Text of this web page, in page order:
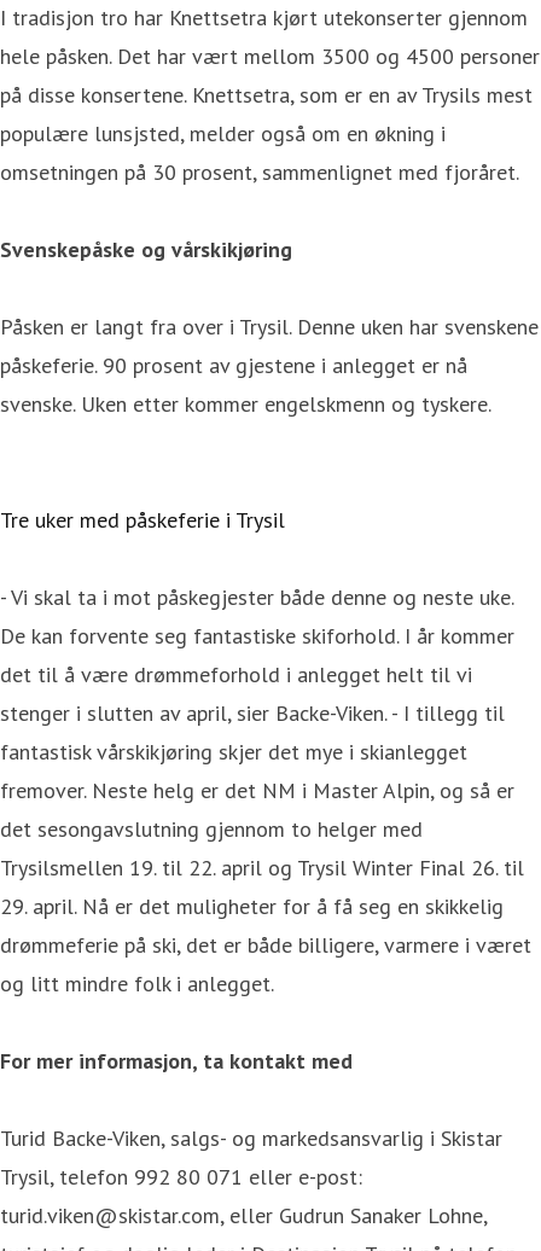
I tradisjon tro har Knettsetra kjørt utekonserter gjennom
hele påsken. Det har vært mellom 3500 og 4500 personer
på disse konsertene. Knettsetra, som er en av Trysils mest
populære lunsjsted, melder også om en økning i
omsetningen på 30 prosent, sammenlignet med fjoråret.
Svenskepåske og vårskikjøring
Påsken er langt fra over i Trysil. Denne uken har svenskene
påskeferie. 90 prosent av gjestene i anlegget er nå
svenske. Uken etter kommer engelskmenn og tyskere.
Tre uker med påskeferie i Trysil
- Vi skal ta i mot påskegjester både denne og neste uke.
De kan forvente seg fantastiske skiforhold. I år kommer
det til å være drømmeforhold i anlegget helt til vi
stenger i slutten av april, sier Backe-Viken. - I tillegg til
fantastisk vårskikjøring skjer det mye i skianlegget
fremover. Neste helg er det NM i Master Alpin, og så er
det sesongavslutning gjennom to helger med
Trysilsmellen 19. til 22. april og Trysil Winter Final 26. til
29. april. Nå er det muligheter for å få seg en skikkelig
drømmeferie på ski, det er både billigere, varmere i været
og litt mindre folk i anlegget.
For mer informasjon, ta kontakt med
Turid Backe-Viken, salgs- og markedsansvarlig i Skistar
Trysil, telefon 992 80 071 eller e-post:
turid.viken@skistar.com, eller Gudrun Sanaker Lohne,